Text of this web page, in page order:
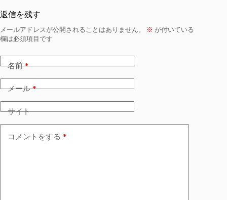
返信を残す
メールアドレスが公開されることはありません。 ※ が付いている
欄は必須項目です
名前*
メール*
サイト
コメントをする *